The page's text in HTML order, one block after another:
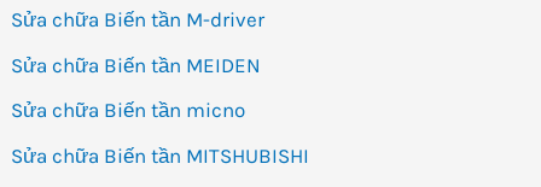
Sửa chữa Biến tần M-driver
Sửa chữa Biến tần MEIDEN
Sửa chữa Biến tần micno
Sửa chữa Biến tần MITSHUBISHI